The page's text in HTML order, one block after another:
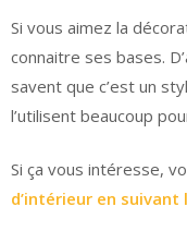
Si vous aimez la
connaitre ses bases.
savent que c’est un
l’utilisent beaucoup
Si ça vous intéresse,
d’intérieur en